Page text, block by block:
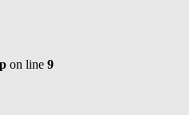
on line 9